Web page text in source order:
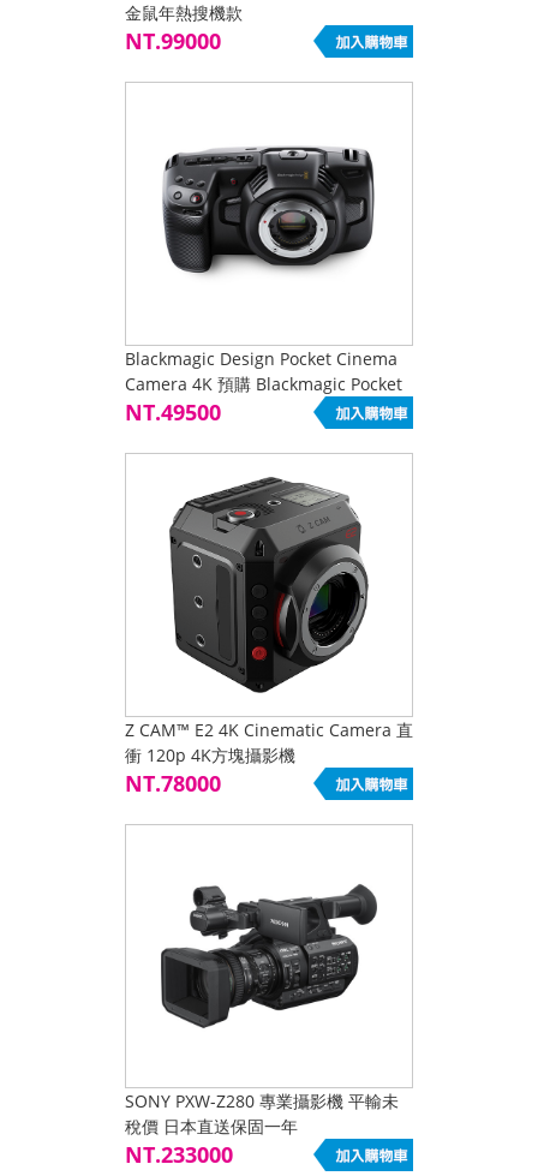
金鼠年熱搜機款
NT.99000
Blackmagic Design Pocket Cinema
Camera 4K 預購 Blackmagic Pocket
Cinema Camera BMP
NT.49500
Z CAM™ E2 4K Cinematic Camera 直
衝 120p 4K方塊攝影機
NT.78000
SONY PXW-Z280 專業攝影機 平輸未
稅價 日本直送保固一年
NT.233000